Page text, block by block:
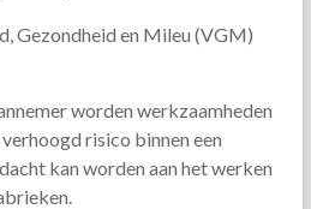
Gezondheid en Mileu (VGM)
worden werkzaamheden
risico binnen een
kan worden aan het werken